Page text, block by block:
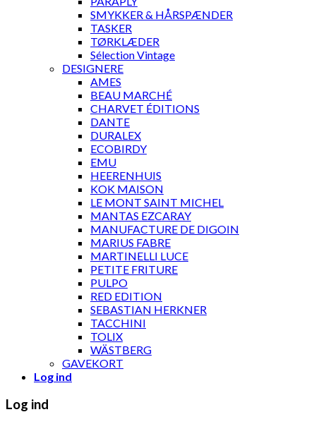
SMYKKER & HÅRSPÆNDER
TASKER
TØRKLÆDER
Sélection Vintage
DESIGNERE
AMES
BEAU MARCHÉ
CHARVET ÉDITIONS
DANTE
DURALEX
ECOBIRDY
EMU
HEERENHUIS
KOK MAISON
LE MONT SAINT MICHEL
MANTAS EZCARAY
MANUFACTURE DE DIGOIN
MARIUS FABRE
MARTINELLI LUCE
PETITE FRITURE
PULPO
RED EDITION
SEBASTIAN HERKNER
TACCHINI
TOLIX
WÄSTBERG
GAVEKORT
Log ind
Log ind